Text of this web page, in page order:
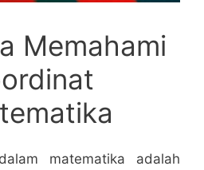
Memahami
matematika⁤ adalah